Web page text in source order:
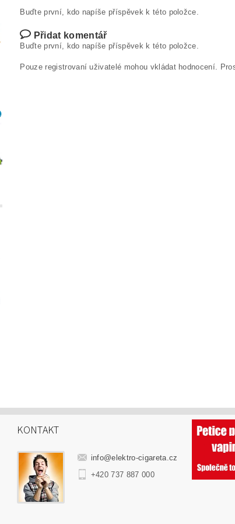
Buďte první, kdo napíše příspěvek k této položce.
Přidat komentář
Buďte první, kdo napíše příspěvek k této položce.
Pouze registrovaní uživatelé mohou vkládat hodnocení.
KONTAKT
info@elektro-cigareta.cz
+420 737 887 000